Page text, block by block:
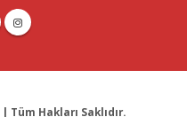
| Tüm Hakları Saklıdır.